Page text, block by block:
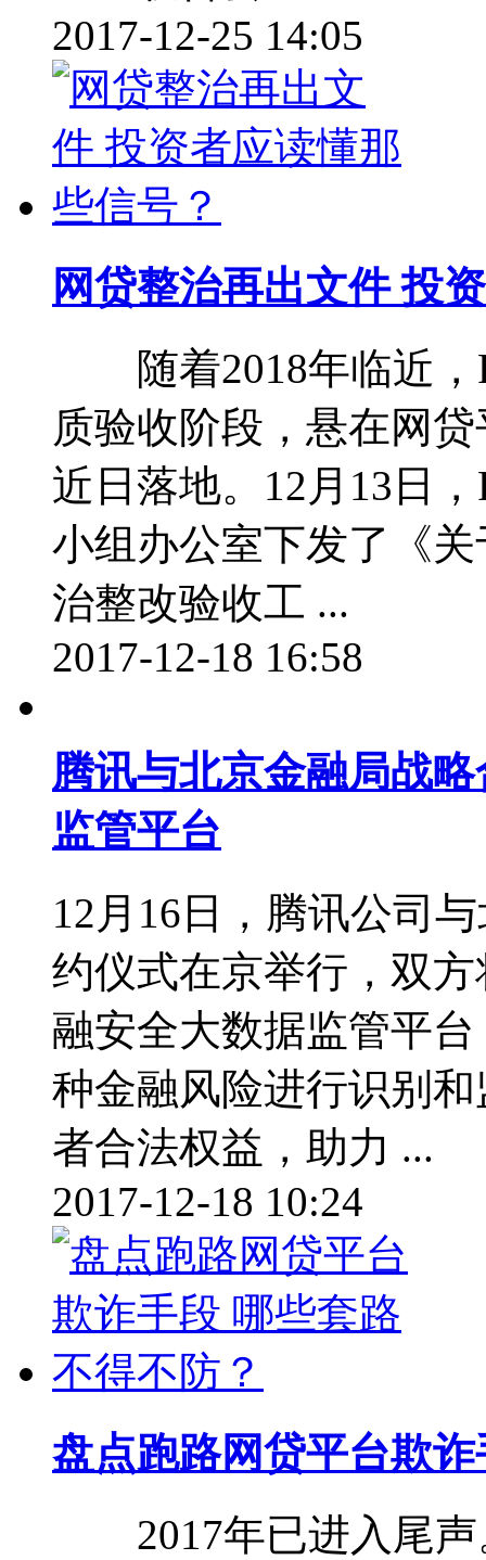
2017-12-25 14:05
网贷整治再出文件 投
随着2018年临近，
质验收阶段，悬在网
近日落地。12月13日
小组办公室下发了《
治整改验收工 ...
2017-12-18 16:58
腾讯与北京金融局战
监管平台
12月16日，腾讯公司
约仪式在京举行，双
融安全大数据监管平
种金融风险进行识别
者合法权益，助力 ...
2017-12-18 10:24
盘点跑路网贷平台欺
2017年已进入尾声